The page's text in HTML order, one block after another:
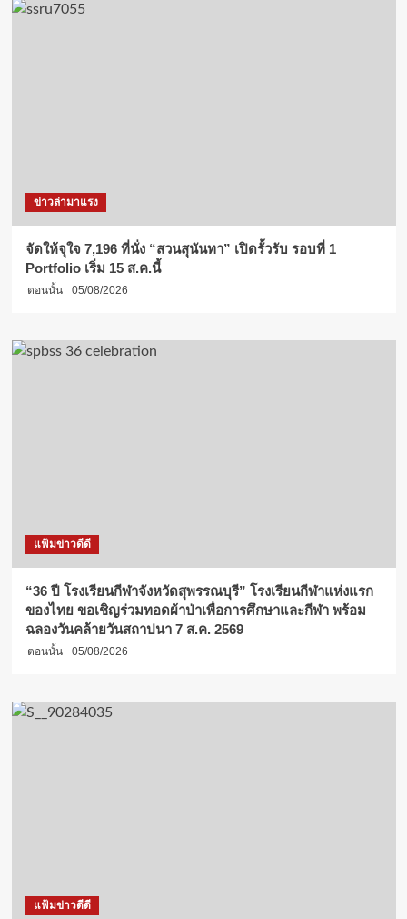
ข่าวล่ามาแรง
จัดให้จุใจ 7,196 ที่นั่ง “สวนสุนันทา” เปิดรั้วรับ รอบที่ 1
Portfolio เริ่ม 15 ส.ค.นี้
ตอนนั้น 05/08/2026
แฟ้มข่าวดีดี
“36 ปี โรงเรียนกีฬาจังหวัดสุพรรณบุรี” โรงเรียนกีฬาแห่งแรก
ของไทย ขอเชิญร่วมทอดผ้าป่าเพื่อการศึกษาและกีฬา พร้อม
ฉลองวันคล้ายวันสถาปนา 7 ส.ค. 2569
ตอนนั้น 05/08/2026
แฟ้มข่าวดีดี